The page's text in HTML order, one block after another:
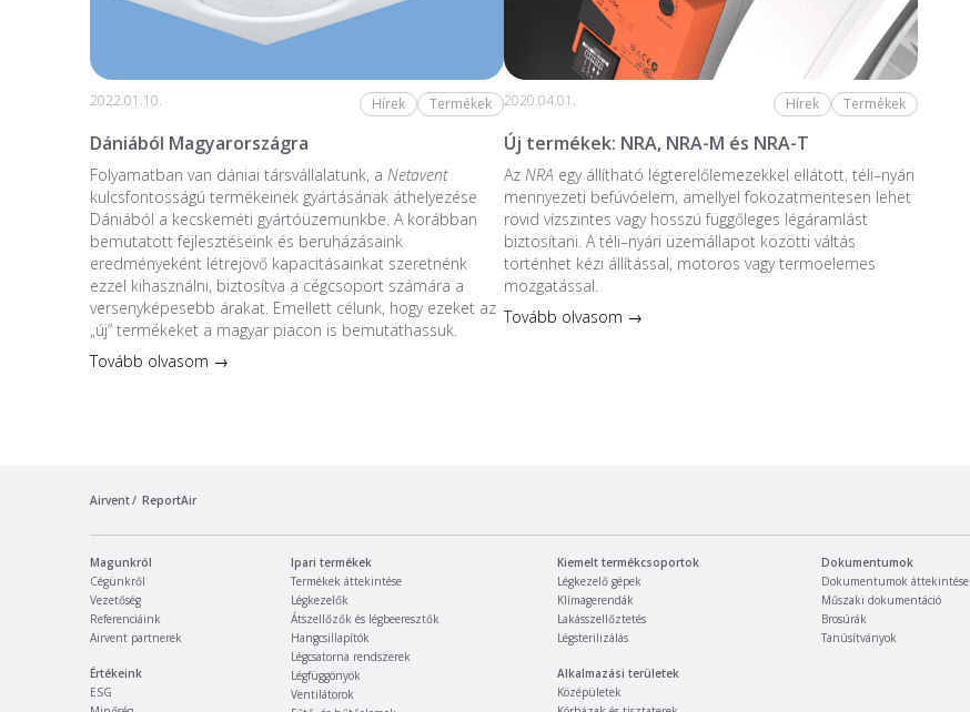
2022.01.10. Hírek Termékek
Dániából Magyarországra
Folyamatban van dániai társvállalatunk, a Netavent
kulcsfontosságú termékeinek gyártásának áthelyezése
Dániából a kecskeméti gyártóüzemünkbe. A korábban
bemutatott fejlesztéseink és beruházásaink
eredményeként létrejövő kapacitásainkat szeretnénk
ezzel kihasználni, biztosítva a cégcsoport számára a
versenyképesebb árakat. Emellett célunk, hogy ezeket az
„új” termékeket a magyar piacon is bemutathassuk.
Tovább olvasom →
2020.04.01. Hírek Termékek
Új termékek: NRA, NRA-M és NRA-T
Az NRA egy állítható légterelőlemezekkel ellátott, téli–nyári
mennyezeti befúvóelem, amellyel fokozatmentesen lehet
rövid vízszintes vagy hosszú függőleges légáramlást
biztosítani. A téli–nyári üzemállapot közötti váltás
történhet kézi állítással, motoros vagy termoelemes
mozgatással.
Tovább olvasom →
Airvent ReportAir
Magunkról
Cégünkről
Vezetőség
Referenciáink
Airvent partnerek
Értékeink
ESG
Ipari termékek
Termékek áttekintése
Légkezelők
Átszellőzők és légbeeresztők
Hangcsillapítók
Légcsatorna rendszerek
Légfüggönyök
Ventilátorok
Kiemelt termékcsoportok
Légkezelő gépek
Klímagerendák
Lakásszellőztetés
Légsterilizálás
Alkalmazási területek
Középületek
Dokumentumok
Dokumentumok áttekintése
Műszaki dokumentáció
Brosúrák
Tanúsítványok